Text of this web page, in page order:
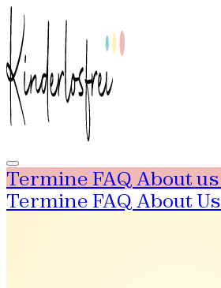
Termine FAQ About us
Termine FAQ About Us